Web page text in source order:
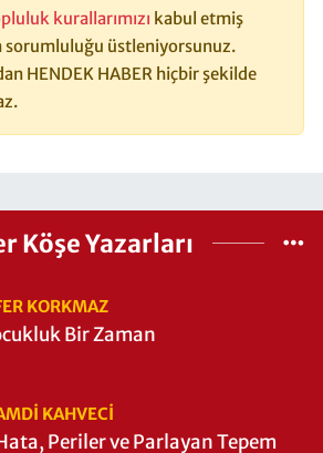
kurallarımızı kabul etmiş
sorumluluğu üstleniyorsunuz.
HENDEK HABER hiçbir şekilde
Köşe Yazarları
KORKMAZ
Bir Zaman
KAHVECİ
Periler ve Parlayan Tepem